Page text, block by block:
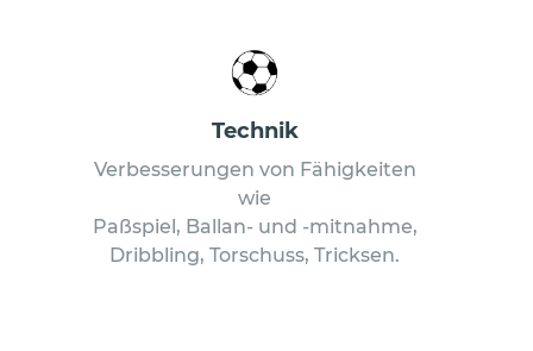
Technik
Verbesserungen von Fähigkeiten
wie
Paßspiel, Ballan- und -mitnahme,
Dribbling, Torschuss, Tricksen.